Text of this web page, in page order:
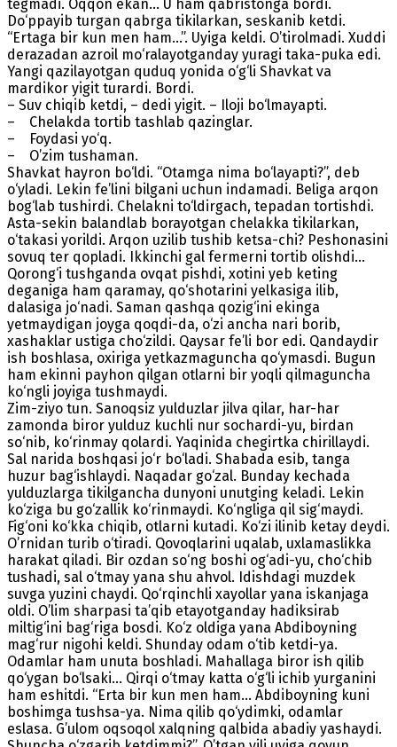
tegmadi. Oqqon ekan... U ham qabristonga bordi.
Do‘ppayib turgan qabrga tikilarkan, seskanib ketdi.
“Ertaga bir kun men ham...”. Uyiga keldi. O’tirolmadi. Xuddi
derazadan azroil mo‘ralayotganday yuragi taka-puka edi.
Yangi qazilayotgan quduq yonida o‘g‘li Shavkat va
mardikor yigit turardi. Bordi.
– Suv chiqib ketdi, – dedi yigit. – Iloji bo‘lmayapti.
– Chelakda tortib tashlab qazinglar.
– Foydasi yo‘q.
– O’zim tushaman.
Shavkat hayron bo‘ldi. “Otamga nima bo‘layapti?”, deb
o‘yladi. Lekin fe’lini bilgani uchun indamadi. Beliga arqon
bog‘lab tushirdi. Chelakni to‘ldirgach, tepadan tortishdi.
Asta-sekin balandlab borayotgan chelakka tikilarkan,
o‘takasi yorildi. Arqon uzilib tushib ketsa-chi? Peshonasini
sovuq ter qopladi. Ikkinchi gal fermerni tortib olishdi...
Qorong‘i tushganda ovqat pishdi, xotini yeb keting
deganiga ham qaramay, qo‘shotarini yelkasiga ilib,
dalasiga jo‘nadi. Saman qashqa qozig‘ini ekinga
yetmaydigan joyga qoqdi-da, o‘zi ancha nari borib,
xashaklar ustiga cho‘zildi. Qaysar fe’li bor edi. Qandaydir
ish boshlasa, oxiriga yetkazmaguncha qo‘ymasdi. Bugun
ham ekinni payhon qilgan otlarni bir yoqli qilmaguncha
ko‘ngli joyiga tushmaydi.
Zim-ziyo tun. Sanoqsiz yulduzlar jilva qilar, har-har
zamonda biror yulduz kuchli nur sochardi-yu, birdan
so‘nib, ko‘rinmay qolardi. Yaqinida chegirtka chirillaydi.
Sal narida boshqasi jo‘r bo‘ladi. Shabada esib, tanga
huzur bag‘ishlaydi. Naqadar go‘zal. Bunday kechada
yulduzlarga tikilgancha dunyoni unutging keladi. Lekin
ko‘ziga bu go‘zallik ko‘rinmaydi. Ko‘ngliga qil sig‘maydi.
Fig‘oni ko‘kka chiqib, otlarni kutadi. Ko‘zi ilinib ketay deydi.
O’rnidan turib o‘tiradi. Qovoqlarini uqalab, uxlamaslikka
harakat qiladi. Bir ozdan so‘ng boshi og‘adi-yu, cho‘chib
tushadi, sal o‘tmay yana shu ahvol. Idishdagi muzdek
suvga yuzini chaydi. Qo‘rqinchli xayollar yana iskanjaga
oldi. O’lim sharpasi ta’qib etayotganday hadiksirab
miltig‘ini bag‘riga bosdi. Ko‘z oldiga yana Abdiboyning
mag‘rur nigohi keldi. Shunday odam o‘tib ketdi-ya.
Odamlar ham unuta boshladi. Mahallaga biror ish qilib
qo‘ygan bo‘lsaki... Qirqi o‘tmay katta o‘g‘li ichib yurganini
ham eshitdi. “Erta bir kun men ham... Abdiboyning kuni
boshimga tushsa-ya. Nima qilib qo‘ydimki, odamlar
eslasa. G’ulom oqsoqol xalqning qalbida abadiy yashaydi.